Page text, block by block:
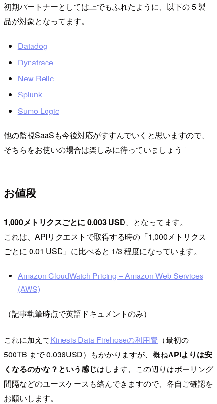
初期パートナーとしては上でもふれたように、以下の 5 製
品が対象となってます。
Datadog
Dynatrace
New Relic
Splunk
Sumo Logic
他の監視SaaSも今後対応がすすんでいくと思いますので、
そちらをお使いの場合は楽しみに待っていましょう！
お値段
1,000メトリクスごとに 0.003 USD、となってます。
これは、APIリクエストで取得する時の「1,000メトリクス
ごとに 0.01 USD」に比べると 1/3 程度になっています。
Amazon CloudWatch Pricing – Amazon Web Services
(AWS)
（記事執筆時点で英語ドキュメントのみ）
これに加えてKinesis Data Firehoseの利用費 （最初の
500TB まで 0.036USD）もかかりますが、概ねAPIよりは安
くなるのかな？という感じはします。この辺りはポーリング
間隔などのユースケースも絡んできますので、各自ご確認を
お願いします。